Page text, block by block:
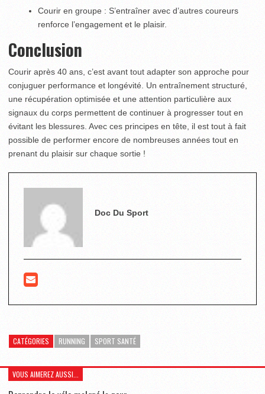
Courir en groupe : S’entraîner avec d’autres coureurs
renforce l’engagement et le plaisir.
Conclusion
Courir après 40 ans, c’est avant tout adapter son approche pour
conjuguer performance et longévité. Un entraînement structuré,
une récupération optimisée et une attention particulière aux
signaux du corps permettent de continuer à progresser tout en
évitant les blessures. Avec ces principes en tête, il est tout à fait
possible de performer encore de nombreuses années tout en
prenant du plaisir sur chaque sortie !
Doc Du Sport
CATÉGORIES RUNNING SPORT SANTÉ
VOUS AIMEREZ AUSSI...